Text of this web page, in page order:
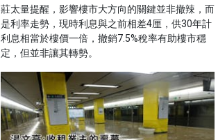
莊太量提醒，影響樓市大方向的關鍵並非撤辣，而
是利率走勢，現時利息與之前相差4厘，供30年計
利息相當於樓價一倍，撤銷7.5%稅率有助樓市穩
定，但並非讓其轉勢。